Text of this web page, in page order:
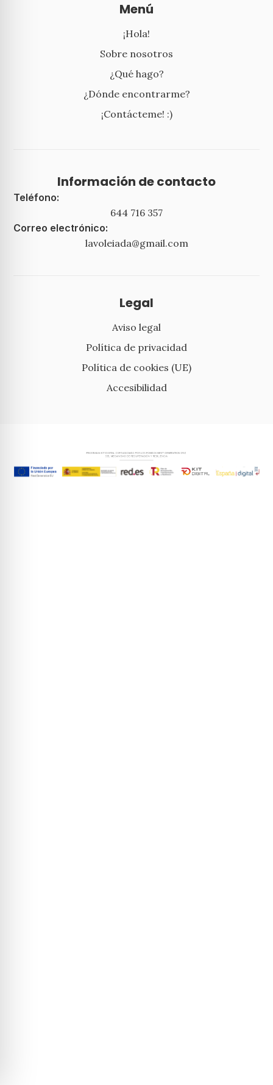
Menú
¡Hola!
Sobre nosotros
¿Qué hago?
¿Dónde encontrarme?
¡Contácteme! :)
Información de contacto
Teléfono:
644 716 357
Correo electrónico:
lavoleiada@gmail.com
Legal
Aviso legal
Política de privacidad
Política de cookies (UE)
Accesibilidad